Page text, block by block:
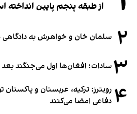
از طبقه پنجم پایین انداخته
۲ سلمان خان و خواهرش به دادگاهی
۳سادات: افغان‌ها اول می‌جنگند
۴ رویترز: ترکیه، عربستان و
دفاعی امضا می‌کنند